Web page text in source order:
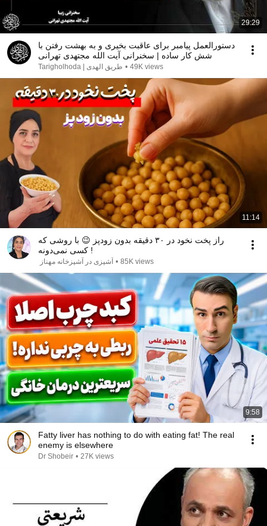
29:29
دستورالعمل پیامبر برای عاقبت بخیری و به بهشت رفتن با
شش کار ساده | سخنرانی آیت الله مجتهدی تهرانی
طریق الهدی | Tarigholhoda • 49K views
11:14
راز پخت نخود در ۳۰ دقیقه بدون زودپز 😉 با روشی که
کسی نمی‌دونه !
آشپزی در آشپزخانه مهناز • 85K views
9:58
Fatty liver has nothing to do with eating fat! The real
enemy is elsewhere
Dr Shobeir • 27K views